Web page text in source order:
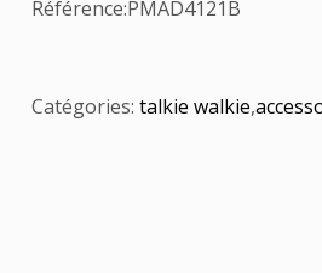
Référence:PMAD4121B
Catégories: talkie walkie,